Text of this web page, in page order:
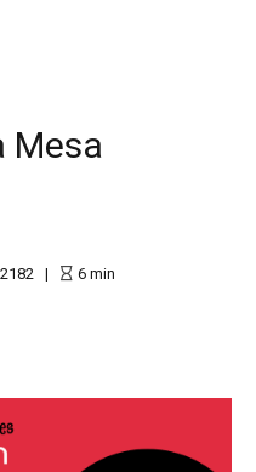
Mesa
2182 6min